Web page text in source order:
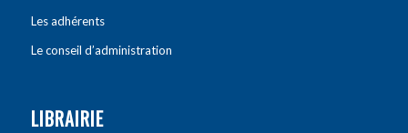
Les adhérents
Le conseil d’administration
LIBRAIRIE